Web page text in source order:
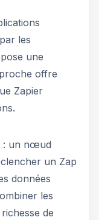
les
une
offre
Zapier
: un nœud
un Zap
données
les
de